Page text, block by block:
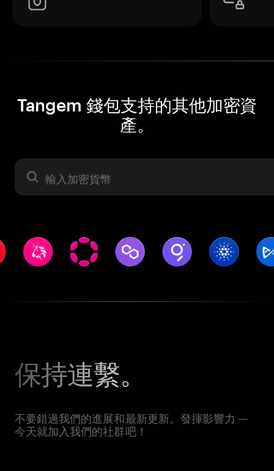
Tangem 錢包支持的其他加密資
產。
資產
保持連繫。
不要錯過我們的進展和最新更新。發揮影響力 —
今天就加入我們的社群吧！